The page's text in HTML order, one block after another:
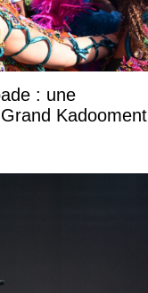
: une
Kadooment